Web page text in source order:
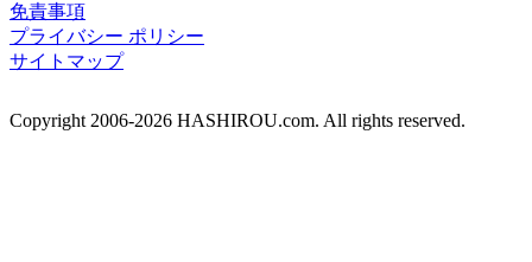
免責事項
プライバシー ポリシー
サイトマップ
Copyright 2006-2026 HASHIROU.com. All rights reserved.